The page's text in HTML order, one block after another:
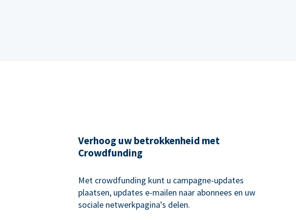
Verhoog uw betrokkenheid met
Crowdfunding
Met crowdfunding kunt u campagne-updates
plaatsen, updates e-mailen naar abonnees en uw
sociale netwerkpagina's delen.